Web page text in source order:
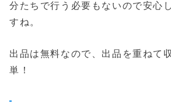
分たちで行う必要もないので安心
すね。
出品は無料なので、出品を重ねて
単！